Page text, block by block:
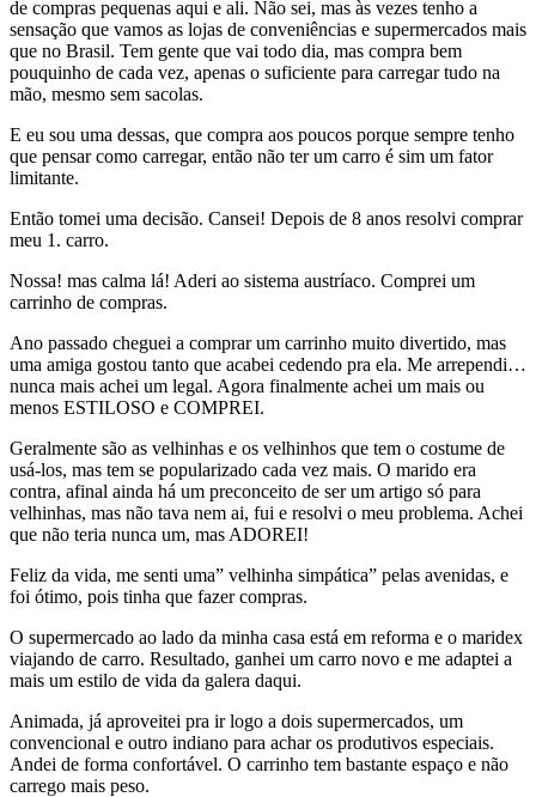
de compras pequenas aqui e ali. Não sei, mas às vezes tenho a
sensação que vamos as lojas de conveniências e supermercados mais
que no Brasil. Tem gente que vai todo dia, mas compra bem
pouquinho de cada vez, apenas o suficiente para carregar tudo na
mão, mesmo sem sacolas.
E eu sou uma dessas, que compra aos poucos porque sempre tenho
que pensar como carregar, então não ter um carro é sim um fator
limitante.
Então tomei uma decisão. Cansei! Depois de 8 anos resolvi comprar
meu 1. carro.
Nossa! mas calma lá! Aderi ao sistema austríaco. Comprei um
carrinho de compras.
Ano passado cheguei a comprar um carrinho muito divertido, mas
uma amiga gostou tanto que acabei cedendo pra ela. Me arrependi…
nunca mais achei um legal. Agora finalmente achei um mais ou
menos ESTILOSO e COMPREI.
Geralmente são as velhinhas e os velhinhos que tem o costume de
usá-los, mas tem se popularizado cada vez mais. O marido era
contra, afinal ainda há um preconceito de ser um artigo só para
velhinhas, mas não tava nem ai, fui e resolvi o meu problema. Achei
que não teria nunca um, mas ADOREI!
Feliz da vida, me senti uma” velhinha simpática” pelas avenidas, e
foi ótimo, pois tinha que fazer compras.
O supermercado ao lado da minha casa está em reforma e o maridex
viajando de carro. Resultado, ganhei um carro novo e me adaptei a
mais um estilo de vida da galera daqui.
Animada, já aproveitei pra ir logo a dois supermercados, um
convencional e outro indiano para achar os produtivos especiais.
Andei de forma confortável. O carrinho tem bastante espaço e não
carrego mais peso.